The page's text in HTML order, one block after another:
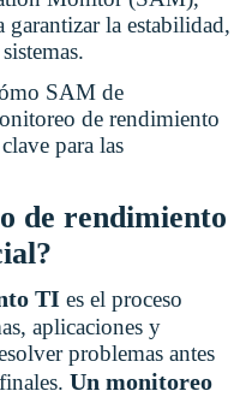
garantizar la estabilidad,
SAM de
de rendimiento
para las
de rendimiento
TI es el proceso
aplicaciones y
problemas antes
Un monitoreo